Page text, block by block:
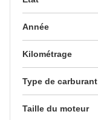
Année
Kilométrage
Type de carburant
Taille du moteur